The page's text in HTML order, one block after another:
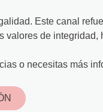
Este canal
valores de integridad,
o necesitas más